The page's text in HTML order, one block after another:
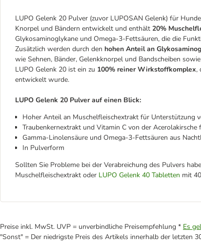
LUPO Gelenk 20 Pulver (zuvor LUPOSAN Gelenk) für
Knorpel und Bändern entwickelt und enthält 20%
Glykosaminoglykane und Omega-3-Fettsäuren, die die
Zusätzlich werden durch den hohen Anteil an
wie Sehnen, Bänder, Gelenkknorpel und Bandscheiben
LUPO Gelenk 20 ist ein zu 100% reiner Wirkstoffkomplex,
entwickelt wurde.
LUPO Gelenk 20 Pulver auf einen Blick:
Hoher Anteil an Muschelfleischextrakt für Unterstützung
Traubenkernextrakt und Vitamin C von der
Gamma-Linolensäure und Omega-3-Fettsäuren aus
In Pulverform
Sollten Sie Probleme bei der Verabreichung des Pulvers
Muschelfleischextrakt oder LUPO Gelenk 40 Tabletten mit
Preise inkl. MwSt. UVP = unverbindliche Preisempfehlung * Es
"Sonst" = Der niedrigste Preis des Artikels innerhalb der letzten